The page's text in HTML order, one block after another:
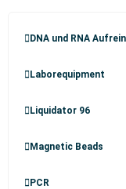
DNA und RNA
Laborequipment
Liquidator 96
Magnetic Beads
PCR